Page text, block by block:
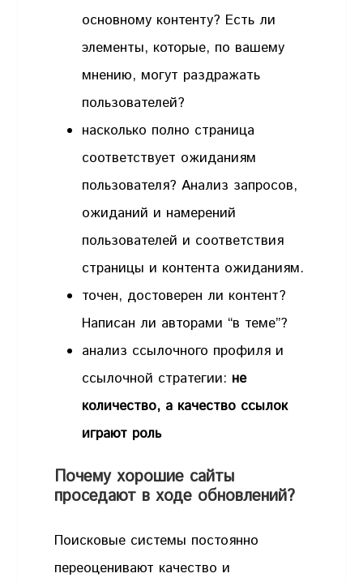
основному контенту? Есть ли
элементы, которые, по вашему
мнению, могут раздражать
пользователей?
насколько полно страница
соответствует ожиданиям
пользователя? Анализ запросов,
ожиданий и намерений
пользователей и соответствия
страницы и контента ожиданиям.
точен, достоверен ли контент?
Написан ли авторами “в теме”?
анализ ссылочного профиля и
ссылочной стратегии: не
количество, а качество ссылок
играют роль
Почему хорошие сайты
проседают в ходе обновлений?
Поисковые системы постоянно
переоценивают качество и